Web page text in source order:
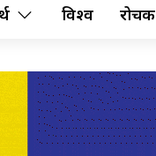
विश्व रोचक